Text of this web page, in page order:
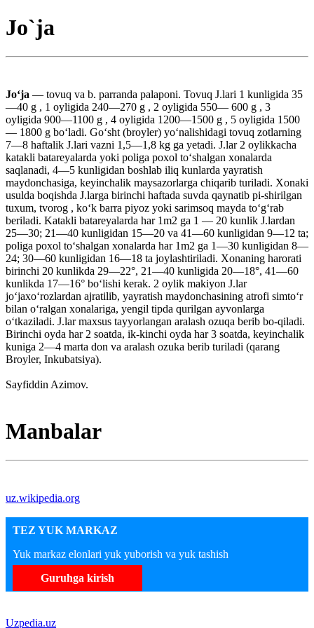
Jo`ja
Joʻja — tovuq va b. parranda palaponi. Tovuq J.lari 1 kunligida 35
—40 g , 1 oyligida 240—270 g , 2 oyligida 550— 600 g , 3
oyligida 900—1100 g , 4 oyligida 1200—1500 g , 5 oyligida 1500
— 1800 g boʻladi. Goʻsht (broyler) yoʻnalishidagi tovuq zotlarning
7—8 haftalik J.lari vazni 1,5—1,8 kg ga yetadi. J.lar 2 oylikkacha
katakli batareyalarda yoki poliga poxol toʻshalgan xonalarda
saqlanadi, 4—5 kunligidan boshlab iliq kunlarda yayratish
maydonchasiga, keyinchalik maysazorlarga chiqarib turiladi. Xonaki
usulda boqishda J.larga birinchi haftada suvda qaynatib pi-shirilgan
tuxum, tvorog , koʻk barra piyoz yoki sarimsoq mayda toʻgʻrab
beriladi. Katakli batareyalarda har 1m2 ga 1 — 20 kunlik J.lardan
25—30; 21—40 kunligidan 15—20 va 41—60 kunligidan 9—12 ta;
poliga poxol toʻshalgan xonalarda har 1m2 ga 1—30 kunligidan 8—
24; 30—60 kunligidan 16—18 ta joylashtiriladi. Xonaning harorati
birinchi 20 kunlikda 29—22°, 21—40 kunligida 20—18°, 41—60
kunlikda 17—16° boʻlishi kerak. 2 oylik makiyon J.lar
joʻjaxoʻrozlardan ajratilib, yayratish maydonchasining atrofi simtoʻr
bilan oʻralgan xonalariga, yengil tipda qurilgan ayvonlarga
oʻtkaziladi. J.lar maxsus tayyorlangan aralash ozuqa berib bo-qiladi.
Birinchi oyda har 2 soatda, ik-kinchi oyda har 3 soatda, keyinchalik
kuniga 2—4 marta don va aralash ozuka berib turiladi (qarang
Broyler, Inkubatsiya).
Sayfiddin Azimov.
Manbalar
uz.wikipedia.org
TEZ YUK MARKAZ
Yuk markaz elonlari yuk yuborish va yuk tashish
Guruhga kirish
Uzpedia.uz